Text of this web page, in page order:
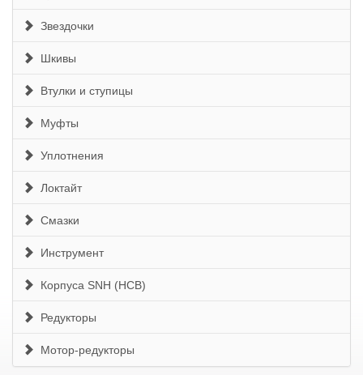
Звездочки
Шкивы
Втулки и ступицы
Муфты
Уплотнения
Локтайт
Смазки
Инструмент
Корпуса SNH (HCB)
Редукторы
Мотор-редукторы